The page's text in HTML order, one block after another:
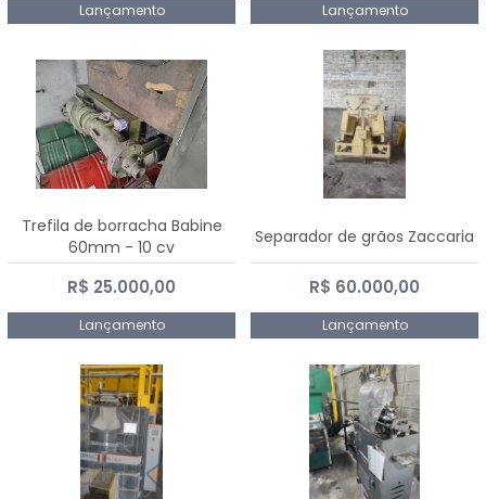
Lançamento Lançamento
Trefila de borracha Babine
60mm - 10 cv
R$ 25.000,00
Lançamento
Separador de grãos Zaccaria
R$ 60.000,00
Lançamento